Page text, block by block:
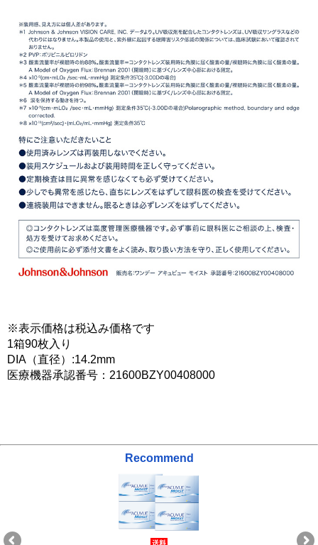
※表示価格は税込み価格です
1箱90枚入り
DIA（直径）:14.2mm
医療機器承認番号：21600BZY00408000
Recommend